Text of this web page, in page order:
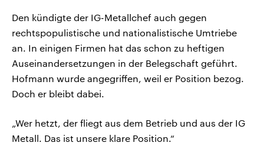
Den kündigte der IG-Metallchef auch gegen
rechtspopulistische und nationalistische Umtriebe
an. In einigen Firmen hat das schon zu heftigen
Auseinandersetzungen in der Belegschaft geführt.
Hofmann wurde angegriffen, weil er Position bezog.
Doch er bleibt dabei.
„Wer hetzt, der fliegt aus dem Betrieb und aus der IG
Metall. Das ist unsere klare Position.“